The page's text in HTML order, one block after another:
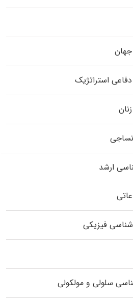
استراتژیک
ارشد
فیزیکی
سلولی و مولکولی